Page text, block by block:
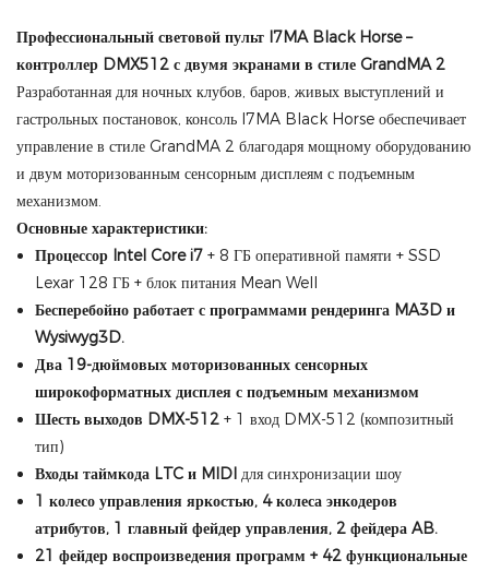
Профессиональный световой пульт I7MA Black Horse –
контроллер DMX512 с двумя экранами в стиле GrandMA 2
Разработанная для ночных клубов, баров, живых выступлений и
гастрольных постановок, консоль I7MA Black Horse обеспечивает
управление в стиле GrandMA 2 благодаря мощному оборудованию
и двум моторизованным сенсорным дисплеям с подъемным
механизмом.
Основные характеристики:
Процессор Intel Core i7+ 8 ГБ оперативной памяти + SSD
Lexar 128 ГБ + блок питания Mean Well
Бесперебойно работает с программами рендеринга MA3D и
Wysiwyg3D.
Два 19-дюймовых моторизованных сенсорных
широкоформатных дисплея с подъемным механизмом
Шесть выходов DMX-512+ 1 вход DMX-512 (композитный
тип)
Входы таймкода LTC и MIDIдля синхронизации шоу
1 колесо управления яркостью, 4 колеса энкодеров
атрибутов, 1 главный фейдер управления, 2 фейдера AB.
21 фейдер воспроизведения программ + 42 функциональные